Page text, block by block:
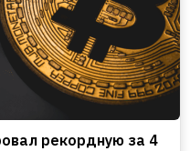
рекордную за 4